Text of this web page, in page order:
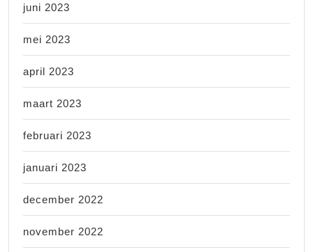
juni 2023
mei 2023
april 2023
maart 2023
februari 2023
januari 2023
december 2022
november 2022